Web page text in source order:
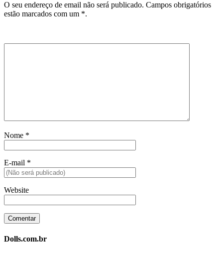
O seu endereço de email não será publicado. Campos obrigatórios
estão marcados com um *.
Nome *
E-mail *
Website
Dolls.com.br